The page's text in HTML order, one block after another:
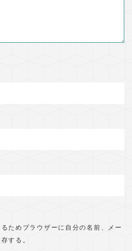
ためブラウザーに自分の名前、メー
する。